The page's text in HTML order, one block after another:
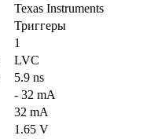
Texas Instruments
Триггеры
1
LVC
5.9 ns
- 32 mA
32 mA
1.65 V